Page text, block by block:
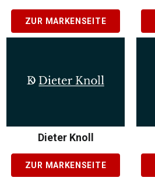
ZUR MARKENSEITE
Dieter Knoll
ZUR MARKENSEITE